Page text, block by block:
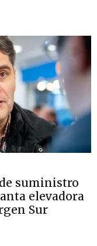
suministro
elevadora
Sur